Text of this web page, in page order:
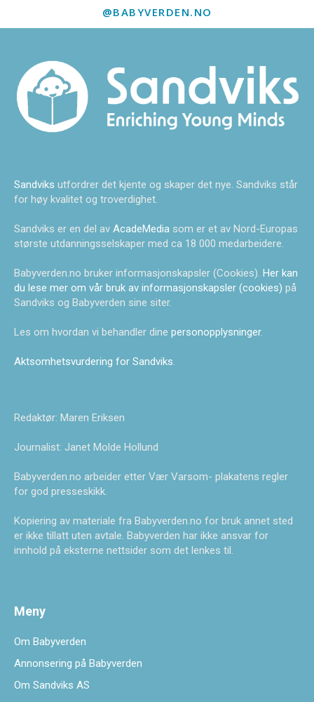
@BABYVERDEN.NO
Sandviks utfordrer det kjente og skaper det nye. Sandviks står
for høy kvalitet og troverdighet.
Sandviks er en del av AcadeMedia som er et av Nord-Europas
største utdanningsselskaper med ca 18 000 medarbeidere.
Babyverden.no bruker informasjonskapsler (Cookies). Her kan
du lese mer om vår bruk av informasjonskapsler (cookies) på
Sandviks og Babyverden sine siter.
Les om hvordan vi behandler dine personopplysninger.
Aktsomhetsvurdering for Sandviks.
Redaktør: Maren Eriksen
Journalist: Janet Molde Hollund
Babyverden.no arbeider etter Vær Varsom- plakatens regler
for god presseskikk.
Kopiering av materiale fra Babyverden.no for bruk annet sted
er ikke tillatt uten avtale. Babyverden har ikke ansvar for
innhold på eksterne nettsider som det lenkes til.
Meny
Om Babyverden
Annonsering på Babyverden
Om Sandviks AS